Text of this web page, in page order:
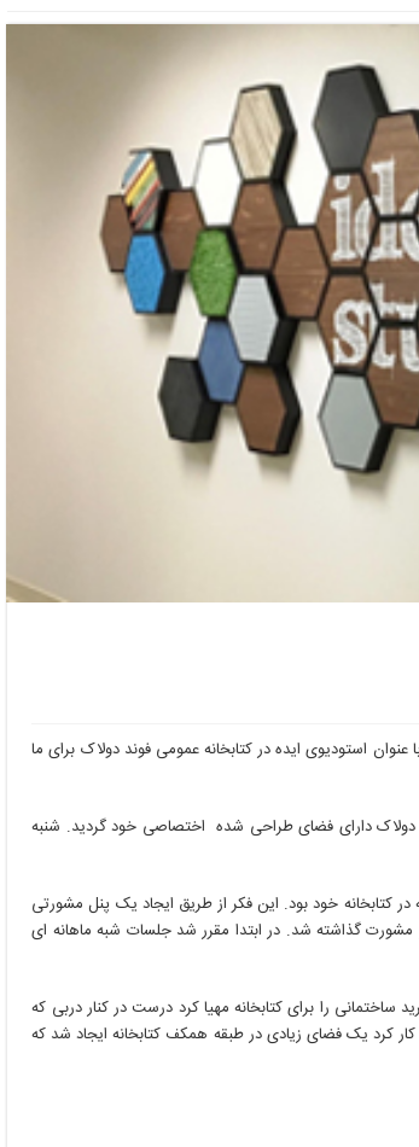
عنوان استودیوی ایده در کتابخانه عمومی فوند دولاک برای ما
دولاک دارای فضای طراحی شده اختصاصی خود گردید. شنبه
در کتابخانه خود بود. این فکر از طریق ایجاد یک پنل مشورتی
این پنل بسیار باعث افتخار ما بود، به همراه حدودا ۱۲ نفر دیگر به شور و مشورت گذاشته شد. در ابتدا مقرر شد جلسات شبه ماهانه ای
در میانه سال ۲۰۱۵ شهر فوند دولاک فرصتی برای خرید ساختمانی را برای کتابخانه مهیا کرد درست در کنار دربی که
کرد یک فضای زیادی در طبقه همکف کتابخانه ایجاد شد که